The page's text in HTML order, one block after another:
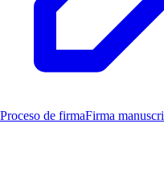
Proceso de firmaFirma